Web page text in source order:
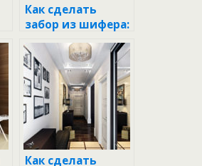
Как сделать
забор из шифера:
пошаговая
инструкция для
начинающих
Как сделать